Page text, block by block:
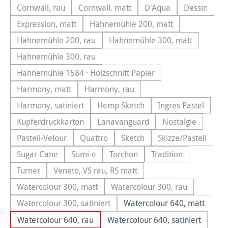
Cornwall, rau(Diese Option ist zurzeit nicht verfügbar.)
Cornwall. matt(Diese Option ist zurzeit nicht
D'Aqua(Diese Option ist
Dessin
(Diese
Expression, matt(Diese Option ist zurzeit nicht verfügbar.)
Hahnemühle 200, matt
(Diese Option ist zurzeit
Hahnemühle 200, rau(Diese Option ist zurzeit nicht verfügbar.)
Hahnemühle 300, matt
(Diese Option ist
Hahnemühle 300, rau(Diese Option ist zurzeit nicht verfügbar.)
Hahnemühle 1584 · Holzschnitt Papier
(Diese Option ist zurzeit nicht verfügbar.)
Harmony, matt(Diese Option ist zurzeit nicht verfügbar.)
Harmony, rau(Diese Option ist zurzeit nicht
Harmony, satiniert(Diese Option ist zurzeit nicht verfügbar.)
Hemp Sketch(Diese Option ist zurzeit nicht
Ingres Pastel(Diese Option
Kupferdruckkarton(Diese Option ist zurzeit nicht verfügbar.)
Lanavanguard(Diese Option ist zurzeit nicht
Nostalgie(Diese Option
Pastell-Velour(Diese Option ist zurzeit nicht verfügbar.)
Quattro(Diese Option ist zurzeit nicht verfügbar.)
Sketch(Diese Option ist zurzeit
Skizze/Pastell
(Diese
Sugar Cane(Diese Option ist zurzeit nicht verfügbar.)
Sumi-e(Diese Option ist zurzeit nicht verfügbar.)
Torchon(Diese Option ist zurzeit nicht
Tradition(Diese Option ist
Turner(Diese Option ist zurzeit nicht verfügbar.)
Veneto, VS rau, RS matt(Diese Option ist zurzeit nicht verfügbar.)
Watercolour 300, matt(Diese Option ist zurzeit nicht verfügbar.)
Watercolour 300, rau
(Diese Option ist
Watercolour 300, satiniert(Diese Option ist zurzeit nicht verfügbar.)
Watercolour 640, matt
Watercolour 640, rau
Watercolour 640, satiniert